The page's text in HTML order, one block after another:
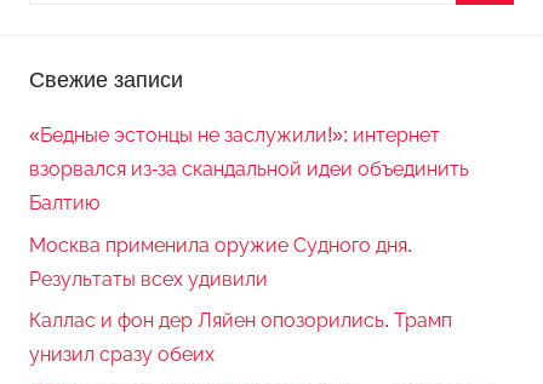
Свежие записи
«Бедные эстонцы не заслужили!»: интернет
взорвался из-за скандальной идеи объединить
Балтию
Москва применила оружие Судного дня.
Результаты всех удивили
Каллас и фон дер Ляйен опозорились. Трамп
унизил сразу обеих